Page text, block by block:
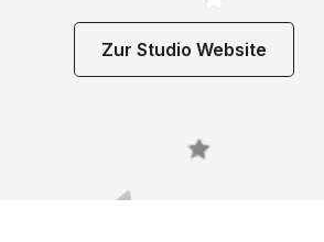
Zur Studio Website